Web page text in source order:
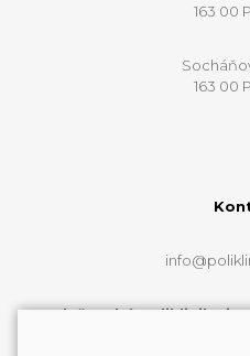
163 00
163 00
Web řepské polikliniky je